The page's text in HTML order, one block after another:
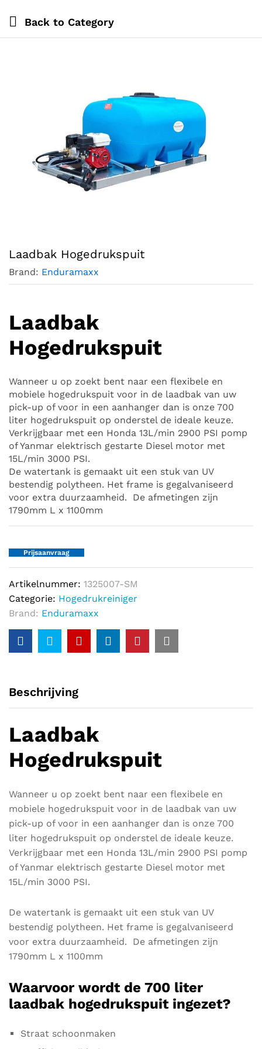
Back to Category
Laadbak Hogedrukspuit
Brand: Enduramaxx
Laadbak
Hogedrukspuit
Wanneer u op zoekt bent naar een flexibele en
mobiele hogedrukspuit voor in de laadbak van uw
pick-up of voor in een aanhanger dan is onze 700
liter hogedrukspuit op onderstel de ideale keuze.
Verkrijgbaar met een Honda 13L/min 2900 PSI pomp
of Yanmar elektrisch gestarte Diesel motor met
15L/min 3000 PSI.
De watertank is gemaakt uit een stuk van UV
bestendig polytheen. Het frame is gegalvaniseerd
voor extra duurzaamheid. De afmetingen zijn
1790mm L x 1100mm
Prijsaanvraag
Artikelnummer: 1325007-SM
Categorie: Hogedrukreiniger
Brand: Enduramaxx
Beschrijving
Laadbak
Hogedrukspuit
Wanneer u op zoekt bent naar een flexibele en
mobiele hogedrukspuit voor in de laadbak van uw
pick-up of voor in een aanhanger dan is onze 700
liter hogedrukspuit op onderstel de ideale keuze.
Verkrijgbaar met een Honda 13L/min 2900 PSI pomp
of Yanmar elektrisch gestarte Diesel motor met
15L/min 3000 PSI.
De watertank is gemaakt uit een stuk van UV
bestendig polytheen. Het frame is gegalvaniseerd
voor extra duurzaamheid. De afmetingen zijn
1790mm L x 1100mm
Waarvoor wordt de 700 liter
laadbak hogedrukspuit ingezet?
Straat schoonmaken